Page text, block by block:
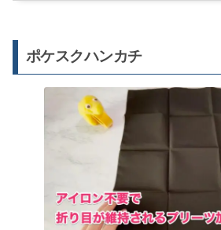
ポケスクハンカチ